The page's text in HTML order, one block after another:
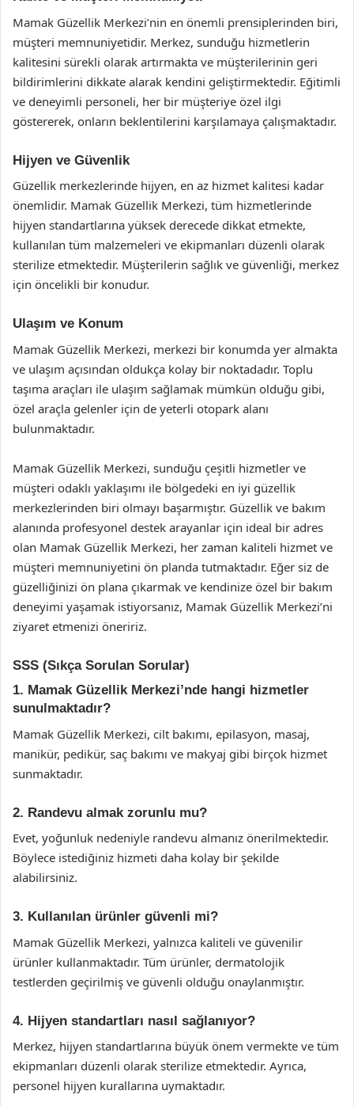
Mamak Güzellik Merkezi’nin en önemli prensiplerinden biri,
müşteri memnuniyetidir. Merkez, sunduğu hizmetlerin
kalitesini sürekli olarak artırmakta ve müşterilerinin geri
bildirimlerini dikkate alarak kendini geliştirmektedir. Eğitimli
ve deneyimli personeli, her bir müşteriye özel ilgi
göstererek, onların beklentilerini karşılamaya çalışmaktadır.
Hijyen ve Güvenlik
Güzellik merkezlerinde hijyen, en az hizmet kalitesi kadar
önemlidir. Mamak Güzellik Merkezi, tüm hizmetlerinde
hijyen standartlarına yüksek derecede dikkat etmekte,
kullanılan tüm malzemeleri ve ekipmanları düzenli olarak
sterilize etmektedir. Müşterilerin sağlık ve güvenliği, merkez
için öncelikli bir konudur.
Ulaşım ve Konum
Mamak Güzellik Merkezi, merkezi bir konumda yer almakta
ve ulaşım açısından oldukça kolay bir noktadadır. Toplu
taşıma araçları ile ulaşım sağlamak mümkün olduğu gibi,
özel araçla gelenler için de yeterli otopark alanı
bulunmaktadır.
Mamak Güzellik Merkezi, sunduğu çeşitli hizmetler ve
müşteri odaklı yaklaşımı ile bölgedeki en iyi güzellik
merkezlerinden biri olmayı başarmıştır. Güzellik ve bakım
alanında profesyonel destek arayanlar için ideal bir adres
olan Mamak Güzellik Merkezi, her zaman kaliteli hizmet ve
müşteri memnuniyetini ön planda tutmaktadır. Eğer siz de
güzelliğinizi ön plana çıkarmak ve kendinize özel bir bakım
deneyimi yaşamak istiyorsanız, Mamak Güzellik Merkezi’ni
ziyaret etmenizi öneririz.
SSS (Sıkça Sorulan Sorular)
1. Mamak Güzellik Merkezi’nde hangi hizmetler
sunulmaktadır?
Mamak Güzellik Merkezi, cilt bakımı, epilasyon, masaj,
manikür, pedikür, saç bakımı ve makyaj gibi birçok hizmet
sunmaktadır.
2. Randevu almak zorunlu mu?
Evet, yoğunluk nedeniyle randevu almanız önerilmektedir.
Böylece istediğiniz hizmeti daha kolay bir şekilde
alabilirsiniz.
3. Kullanılan ürünler güvenli mi?
Mamak Güzellik Merkezi, yalnızca kaliteli ve güvenilir
ürünler kullanmaktadır. Tüm ürünler, dermatolojik
testlerden geçirilmiş ve güvenli olduğu onaylanmıştır.
4. Hijyen standartları nasıl sağlanıyor?
Merkez, hijyen standartlarına büyük önem vermekte ve tüm
ekipmanları düzenli olarak sterilize etmektedir. Ayrıca,
personel hijyen kurallarına uymaktadır.